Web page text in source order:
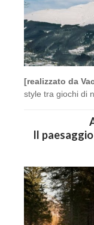
[realizzato da
style tra giochi di
Il